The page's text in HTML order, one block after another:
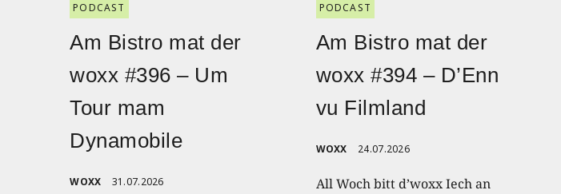
PODCAST
Am Bistro mat der
woxx #396 – Um
Tour mam
Dynamobile
WOXX 31.07.2026
PODCAST
Am Bistro mat der
woxx #394 – D’Enn
vu Filmland
WOXX 24.07.2026
All Woch bitt d’woxx Iech an